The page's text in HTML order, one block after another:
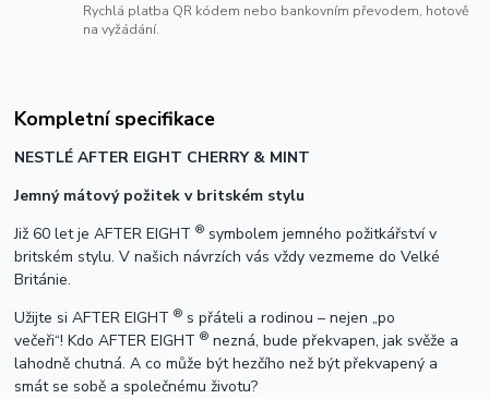
Rychlá platba QR kódem nebo bankovním převodem, hotově
na vyžádání.
Kompletní specifikace
NESTLÉ AFTER EIGHT CHERRY & MINT
Jemný mátový požitek v britském stylu
Již 60 let je AFTER EIGHT® symbolem jemného požitkářství v
britském stylu. V našich návrzích vás vždy vezmeme do Velké
Británie.
Užijte si AFTER EIGHT® s přáteli a rodinou – nejen „po
večeři“! Kdo AFTER EIGHT® nezná, bude překvapen, jak svěže a
lahodně chutná. A co může být hezčího než být překvapený a
smát se sobě a společnému životu?